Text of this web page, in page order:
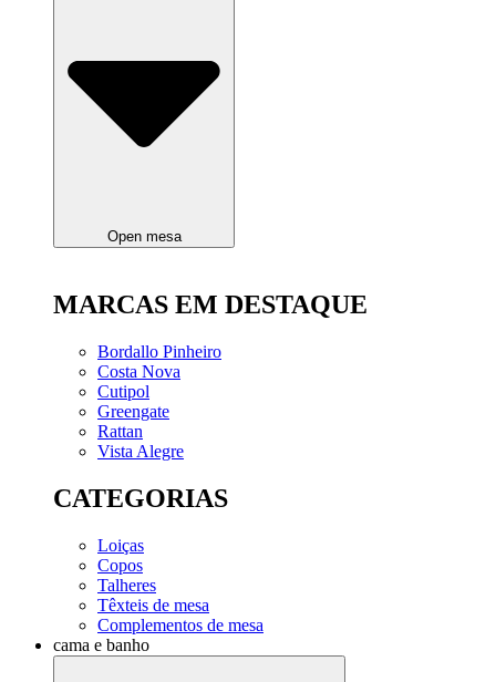
Open mesa
MARCAS EM DESTAQUE
Bordallo Pinheiro
Costa Nova
Cutipol
Greengate
Rattan
Vista Alegre
CATEGORIAS
Loiças
Copos
Talheres
Têxteis de mesa
Complementos de mesa
cama e banho